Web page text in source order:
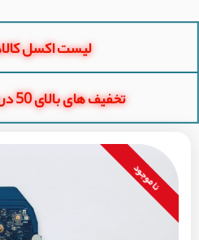
لیست اکسل
تخفیف های بالای 50 درصد قطعات تبلت
نا موجود